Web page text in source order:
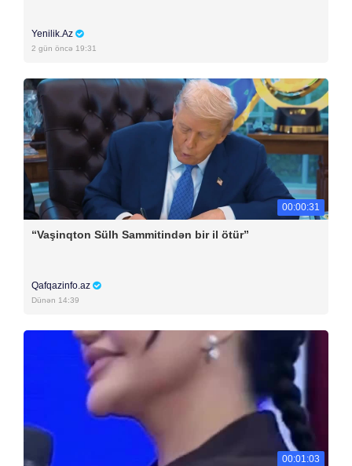
Yenilik.Az
2 gün öncə 19:31
00:00:31
“Vaşinqton Sülh Sammitindən bir il ötür”
Qafqazinfo.az
Dünən 14:39
00:01:03